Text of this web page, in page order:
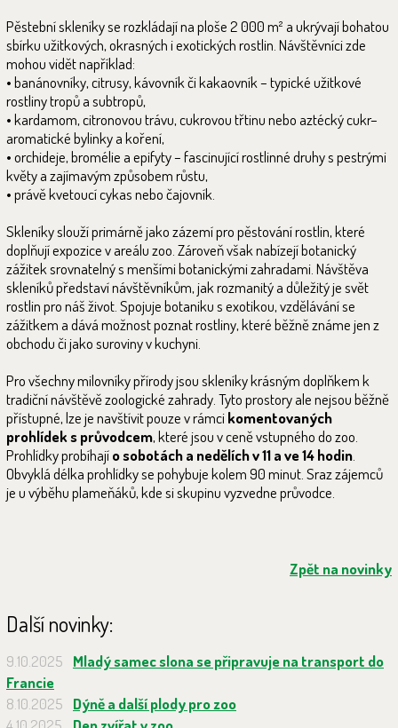
Pěstební skleníky se rozkládají na ploše 2 000 m² a ukrývají bohatou
sbírku užitkových, okrasných i exotických rostlin. Návštěvníci zde
mohou vidět například:
• banánovníky, citrusy, kávovník či kakaovník – typické užitkové
rostliny tropů a subtropů,
• kardamom, citronovou trávu, cukrovou třtinu nebo aztécký cukr–
aromatické bylinky a koření,
• orchideje, bromélie a epifyty – fascinující rostlinné druhy s pestrými
květy a zajímavým způsobem růstu,
• právě kvetoucí cykas nebo čajovník.
Skleníky slouží primárně jako zázemí pro pěstování rostlin, které
doplňují expozice v areálu zoo. Zároveň však nabízejí botanický
zážitek srovnatelný s menšími botanickými zahradami. Návštěva
skleníků představí návštěvníkům, jak rozmanitý a důležitý je svět
rostlin pro náš život. Spojuje botaniku s exotikou, vzdělávání se
zážitkem a dává možnost poznat rostliny, které běžně známe jen z
obchodu či jako suroviny v kuchyni.
Pro všechny milovníky přírody jsou skleníky krásným doplňkem k
tradiční návštěvě zoologické zahrady. Tyto prostory ale nejsou běžně
přístupné, lze je navštívit pouze v rámcikomentovaných
prohlídek s průvodcem, které jsou v ceně vstupného do zoo.
Prohlídky probíhajío sobotách a nedělích v 11 a ve 14 hodin.
Obvyklá délka prohlídky se pohybuje kolem 90 minut. Sraz zájemců
je u výběhu plameňáků, kde si skupinu vyzvedne průvodce.
Zpět na novinky
Další novinky:
9.10.2025
Mladý samec slona se připravuje na transport do
Francie
8.10.2025
Dýně a další plody pro zoo